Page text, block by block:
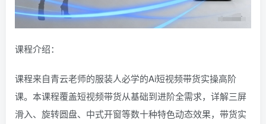
课程介绍：
课程来自青云老师的服装人必学的Ai短视频带货实操高阶
课。本课程覆盖短视频带货从基础到进阶全需求，详解三屏
滑入、旋转圆盘、中式开窗等数十种特色动态效果，带货实